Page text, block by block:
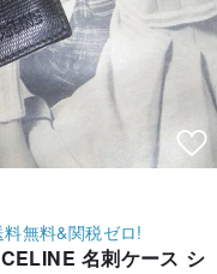
無料&関税ゼロ!
名刺ケース シ